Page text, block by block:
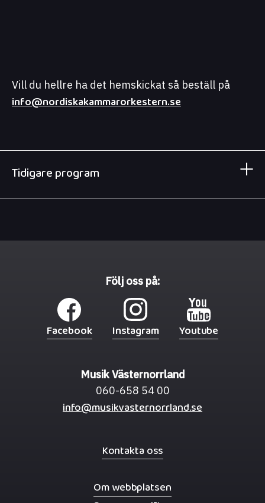
Vill du hellre ha det hemskickat så beställ på
info@nordiskakammarorkestern.se
Tidigare program
Musik Västernorrland
060-658 54 00
info@musikvasternorrland.se
Kontakta oss
Om webbplatsen
Följ oss på:
Facebook Instagram Youtube